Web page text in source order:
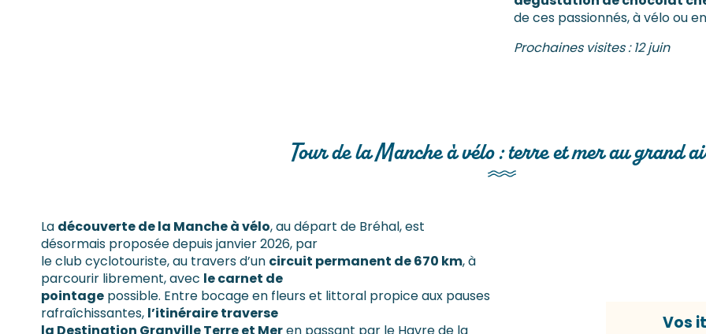
de ces passionnés, à vélo ou
Prochaines visites : 12 juin
Tour de la Manche à vélo : terre et mer au grand
La découverte de la Manche à vélo, au départ de Bréhal, est
désormais proposée depuis janvier 2026, par
le club cyclotouriste, au travers d’un circuit permanent de 670 km, à
parcourir librement, avec le carnet de
pointage possible. Entre bocage en fleurs et littoral propice aux pauses
rafraîchissantes, l’itinéraire traverse
Vos